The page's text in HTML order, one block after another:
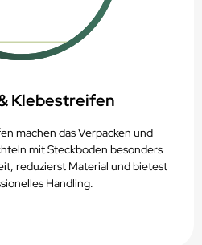
Klebestreifen
machen das Verpacken und
mit Steckboden besonders
reduzierst Material und bietest
Handling.